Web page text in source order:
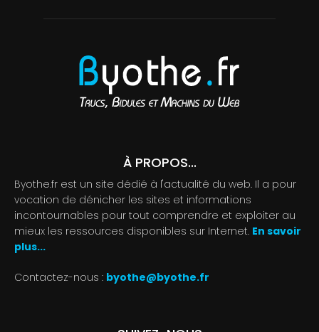
À PROPOS...
Byothe.fr est un site dédié à l'actualité du web. Il a pour
vocation de dénicher les sites et informations
incontournables pour tout comprendre et exploiter au
mieux les ressources disponibles sur Internet. En savoir
plus...
Contactez-nous : byothe@byothe.fr